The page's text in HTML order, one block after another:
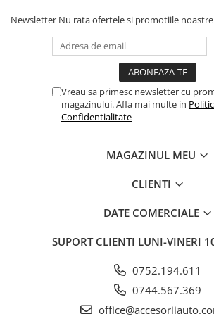
Newsletter Nu rata ofertele si promotiile noastre
Vreau sa primesc newsletter cu
magazinului. Afla mai multe in
Confidentialitate
MAGAZINUL MEU
CLIENTI
DATE COMERCIALE
SUPORT CLIENTI LUNI-VINERI
0752.194.611
0744.567.369